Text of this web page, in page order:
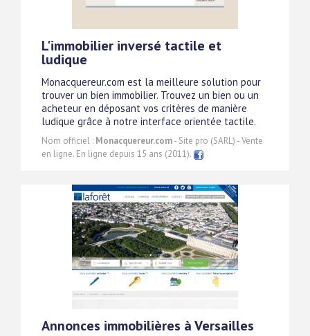
L'immobilier inversé tactile et
ludique
Monacquereur.com est la meilleure solution pour
trouver un bien immobilier. Trouvez un bien ou un
acheteur en déposant vos critères de manière
ludique grâce à notre interface orientée tactile.
Nom officiel : Monacquereur.com- Site pro (SARL) - Vente
en ligne. En ligne depuis 15 ans (2011).
Annonces immobilières à Versailles